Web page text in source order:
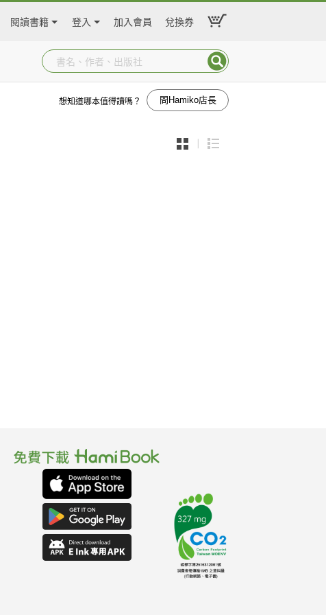
閱讀書籍 登入 加入會員 兌換券
想知道哪本值得讀嗎？ 問Hamiko店長